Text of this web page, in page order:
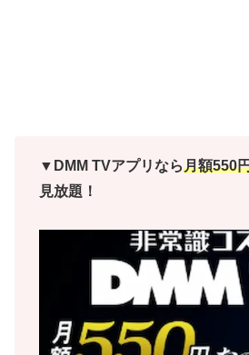
▼DMM TVアプリなら月額550
見放題！